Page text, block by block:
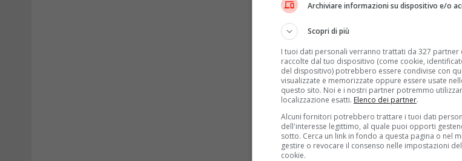
Archiviare informazioni su dispositivo e/o
Scopri di più
I tuoi dati personali verranno trattati da 327 partner
raccolte dal tuo dispositivo (come cookie,
del dispositivo) potrebbero essere condivise con
visualizzate e memorizzate oppure essere usate
questo sito. Noi e i nostri partner potremmo
localizzazione esatti. Elenco dei partner.
Alcuni fornitori potrebbero trattare i tuoi dati
dell'interesse legittimo, al quale puoi opporti
sotto. Cerca un link in fondo a questa pagina o nel
gestire o revocare il consenso nelle impostazioni
cookie.